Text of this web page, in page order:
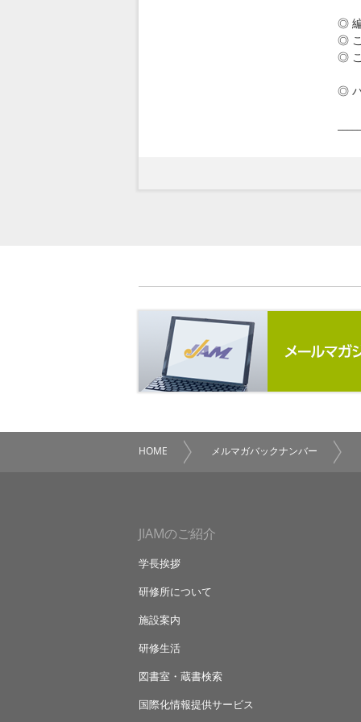
◎
◎
◎
◎
HOME メルマガバックナンバー
JIAMのご紹介
学長挨拶
研修所について
施設案内
研修生活
図書室・蔵書検索
国際化情報提供サービス